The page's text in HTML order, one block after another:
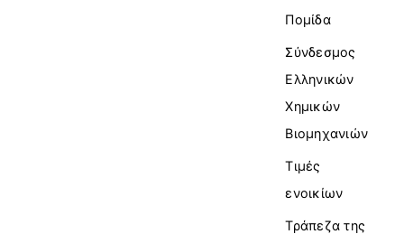
Πομίδα
Σύνδεσμος
Ελληνικών
Χημικών
Βιομηχανιών
Τιμές
ενοικίων
Τράπεζα της